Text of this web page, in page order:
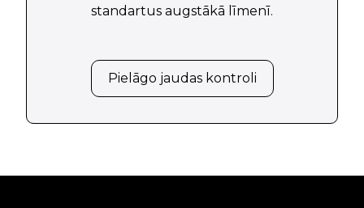
standartus augstākā līmenī.
Pielāgo jaudas kontroli